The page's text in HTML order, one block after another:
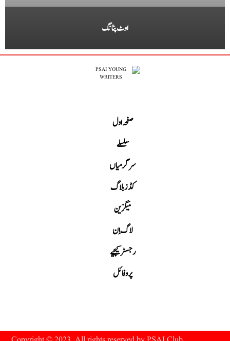
اوٹ پٹانگ
صفحہ اول
سلسلے
سرگرمیاں
کڈز بلاگ
میگزین
لاگ اِن
رجسٹر کیجیے
پروفائل